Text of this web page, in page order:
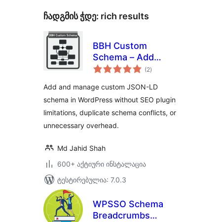
ჩადგმის ჭდე: rich results
BBH Custom
Schema – Add
Custom JSON-LD
(2საერთო
რეიტინგი
)
Add and manage custom JSON-LD
schema in WordPress without SEO plugin
limitations, duplicate schema conflicts, or
unnecessary overhead.
Md Jahid Shah
600+ აქტიური ინსტალაცია
ტესტირებულია: 7.0.3
WPSSO Schema
Breadcrumbs